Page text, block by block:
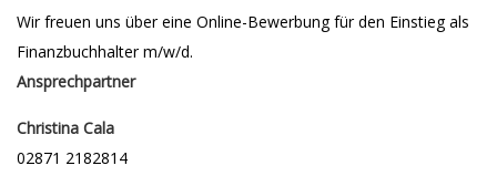
Wir freuen uns über eine Online-Bewerbung für den Einstieg als
Finanzbuchhalter m/w/d.
Ansprechpartner
Christina Cala
02871 2182814